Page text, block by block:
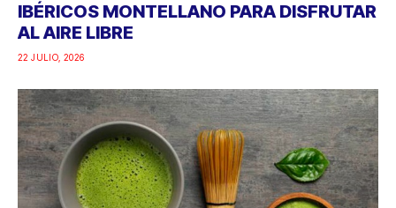
IBÉRICOS MONTELLANO PARA DISFRUTAR
AL AIRE LIBRE
22 JULIO, 2026